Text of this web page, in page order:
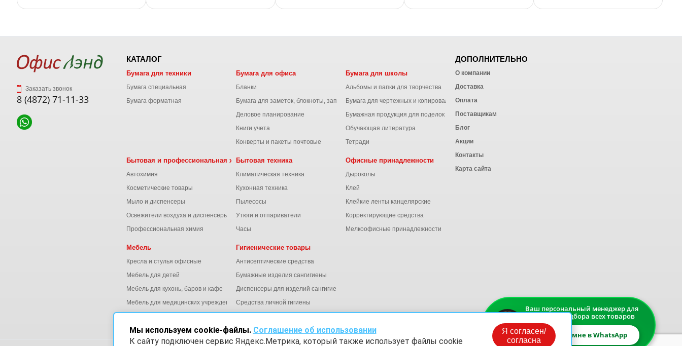
Заказать звонок
8 (4872) 71-11-33
КАТАЛОГ
Бумага для техники
Бумага специальная
Бумага форматная
Бумага для офиса
Бланки
Бумага для заметок, блокноты, записные книжки
Деловое планирование
Книги учета
Конверты и пакеты почтовые
Бумага для школы
Альбомы и папки для творчества
Бумага для чертежных и копировальных работ
Бумажная продукция для поделок
Обучающая литература
Тетради
Бытовая и профессиональная химия
Автохимия
Косметические товары
Мыло и диспенсеры
Освежители воздуха и диспенсеры
Профессиональная химия
Бытовая техника
Климатическая техника
Кухонная техника
Пылесосы
Утюги и отпариватели
Часы
Офисные принадлежности
Дыроколы
Клей
Клейкие ленты канцелярские
Корректирующие средства
Мелкоофисные принадлежности
Мебель
Кресла и стулья офисные
Мебель для детей
Мебель для кухонь, баров и кафе
Мебель для медицинских учреждений
Гигиенические товары
Антисептические средства
Бумажные изделия сангигиены
Диспенсеры для изделий сангигиены
Средства личной гигиены
ДОПОЛНИТЕЛЬНО
О компании
Доставка
Оплата
Поставщикам
Блог
Акции
Контакты
Карта сайта
Ваш персональный менеджер для
быстрого подбора всех товаров
Напишите мне в WhatsApp
Мы используем cookie-файлы. Соглашение об использовании
К сайту подключен сервис Яндекс.Метрика, который также использует файлы cookie
Я согласен/
согласна